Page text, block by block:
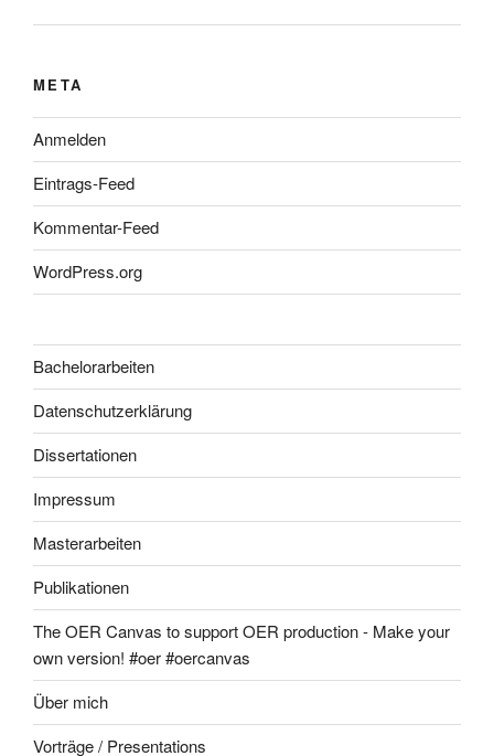
META
Anmelden
Eintrags-Feed
Kommentar-Feed
WordPress.org
Bachelorarbeiten
Datenschutzerklärung
Dissertationen
Impressum
Masterarbeiten
Publikationen
The OER Canvas to support OER production - Make your
own version! #oer #oercanvas
Über mich
Vorträge / Presentations